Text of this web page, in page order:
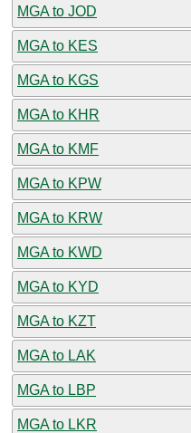
MGA to JOD
MGA to KES
MGA to KGS
MGA to KHR
MGA to KMF
MGA to KPW
MGA to KRW
MGA to KWD
MGA to KYD
MGA to KZT
MGA to LAK
MGA to LBP
MGA to LKR